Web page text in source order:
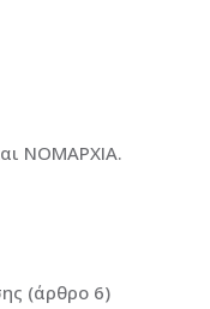
ΝΟΜΑΡΧΙΑ.
(άρθρο 6)